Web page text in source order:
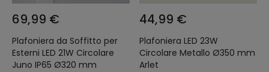
69,99 €
Plafoniera da Soffitto per
Esterni LED 21W Circolare
Juno IP65 Ø320 mm
44,99 €
Plafoniera LED 23W
Circolare Metallo Ø350 mm
Arlet